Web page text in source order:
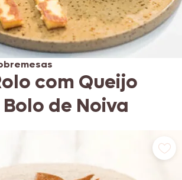
com Queijo
de Noiva